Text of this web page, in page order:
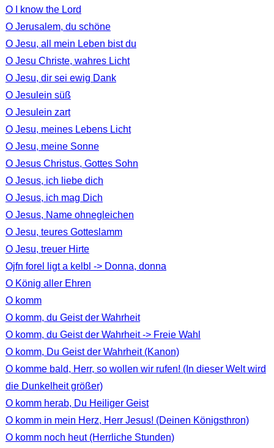
O I know the Lord
O Jerusalem, du schöne
O Jesu, all mein Leben bist du
O Jesu Christe, wahres Licht
O Jesu, dir sei ewig Dank
O Jesulein süß
O Jesulein zart
O Jesu, meines Lebens Licht
O Jesu, meine Sonne
O Jesus Christus, Gottes Sohn
O Jesus, ich liebe dich
O Jesus, ich mag Dich
O Jesus, Name ohnegleichen
O Jesu, teures Gotteslamm
O Jesu, treuer Hirte
Ojfn forel ligt a kelbl -> Donna, donna
O König aller Ehren
O komm
O komm, du Geist der Wahrheit
O komm, du Geist der Wahrheit -> Freie Wahl
O komm, Du Geist der Wahrheit (Kanon)
O komme bald, Herr, so wollen wir rufen! (In dieser Welt wird
die Dunkelheit größer)
O komm herab, Du Heiliger Geist
O komm in mein Herz, Herr Jesus! (Deinen Königsthron)
O komm noch heut (Herrliche Stunden)